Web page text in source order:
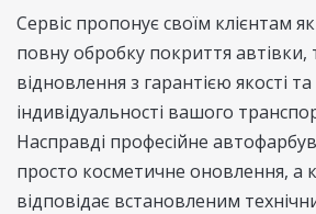
Сервіс пропонує своїм клієнтам
повну обробку покриття автівки,
відновлення з гарантією якості
індивідуальності вашого
Насправді професійне
просто косметичне оновлення, а
відповідає встановленим